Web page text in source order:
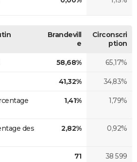
Brandevill
e
Circonscri
ption
58,68% 65,17%
41,32% 34,83%
1,41% 1,79%
des
2,82% 0,92%
71 38 599